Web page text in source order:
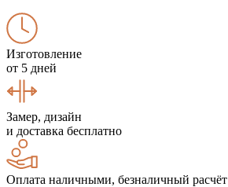
Изготовление
от 5 дней
Замер, дизайн
и доставка бесплатно
Оплата наличными, безналичный расчёт